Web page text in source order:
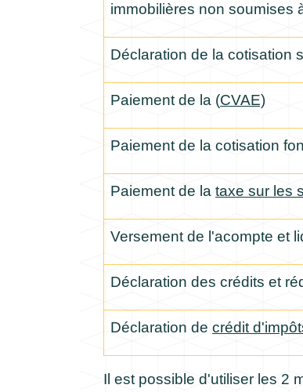
immobilières non soumises
Déclaration de la cotisation
Paiement de la (CVAE)
Paiement de la cotisation
Paiement de la taxe sur les
Versement de l'acompte et
Déclaration des crédits et
Déclaration de crédit
Il est possible d'utiliser les 2